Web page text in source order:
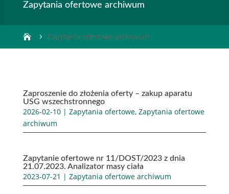
Zapytania ofertowe archiwum
 Zapytania ofertowe archiwum
Zaproszenie do złożenia oferty – zakup aparatu
USG wszechstronnego
2026-02-10| Zapytania ofertowe, Zapytania ofertowe
archiwum
Zapytanie ofertowe nr 11/DOST/2023 z dnia
21.07.2023. Analizator masy ciała
2023-07-21 | Zapytania ofertowe archiwum